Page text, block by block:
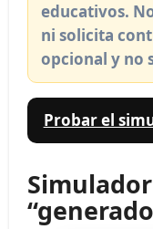
educativos.
ni solicita
opcional y no
Probar el